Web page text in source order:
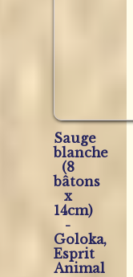
Sauge
blanche
(8
bâtons
x
14cm)
-
Goloka,
Esprit
Animal